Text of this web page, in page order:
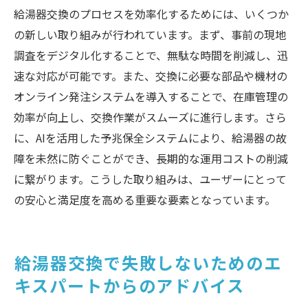
給湯器交換のプロセスを効率化するためには、いくつか
の新しい取り組みが行われています。まず、事前の現地
調査をデジタル化することで、無駄な時間を削減し、迅
速な対応が可能です。また、交換に必要な部品や機材の
オンライン発注システムを導入することで、在庫管理の
効率が向上し、交換作業がスムーズに進行します。さら
に、AIを活用した予兆保全システムにより、給湯器の故
障を未然に防ぐことができ、長期的な運用コストの削減
に繋がります。こうした取り組みは、ユーザーにとって
の安心と満足度を高める重要な要素となっています。
給湯器交換で失敗しないためのエ
キスパートからのアドバイス